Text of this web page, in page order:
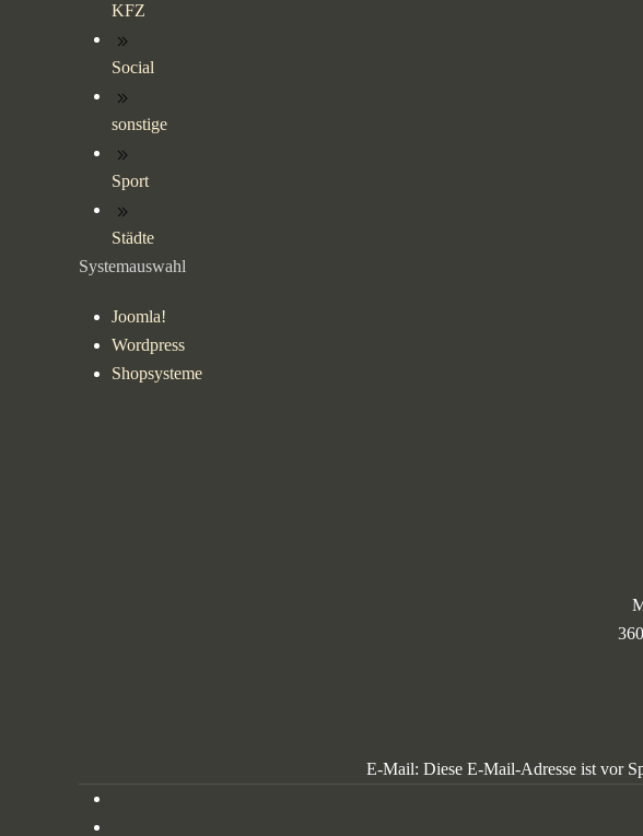
KFZ
Social
sonstige
Sport
Städte
Systemauswahl
Joomla!
Wordpress
Shopsysteme
E-Mail: Diese E-Mail-Adresse ist vor